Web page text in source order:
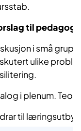
til
i små
ulike
i plenum.
til